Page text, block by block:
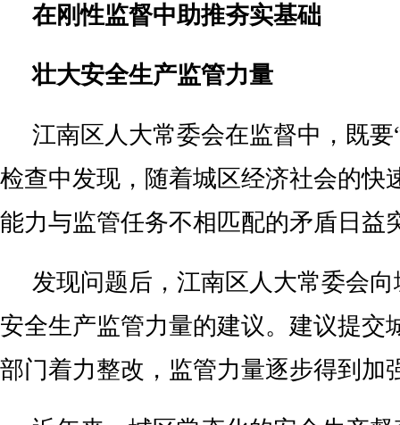
在刚性监督中助推夯实基础
壮大安全生产监管力量
江南区人大常委会在监督中，既要
检查中发现，随着城区经济社会的快
能力与监管任务不相匹配的矛盾日益
发现问题后，江南区人大常委会
安全生产监管力量的建议。建议提交
部门着力整改，监管力量逐步得到加